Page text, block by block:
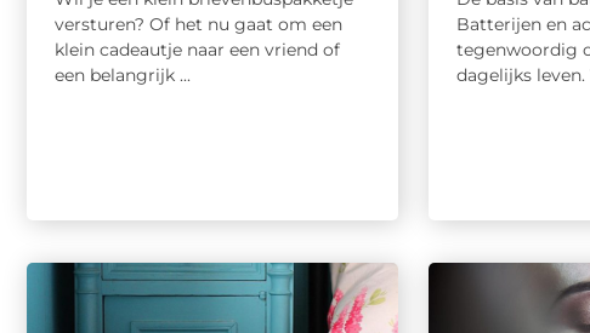
versturen? Of het nu gaat om een
klein cadeautje naar een vriend of
een belangrijk ...
Batterijen en
tegenwoordig
dagelijks leven.